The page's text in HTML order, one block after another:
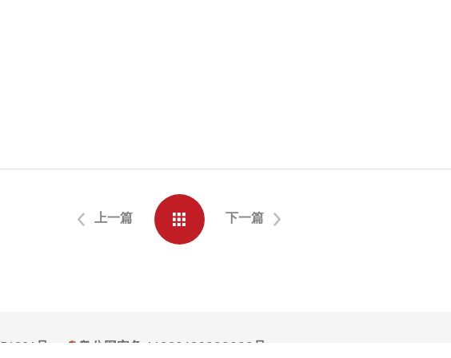
上一篇 下一篇
号 粤公网安备 44030602008000号